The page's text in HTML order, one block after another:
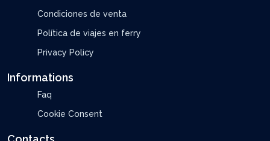
Condiciones de venta
Política de viajes en ferry
Privacy Policy
Informations
Faq
Cookie Consent